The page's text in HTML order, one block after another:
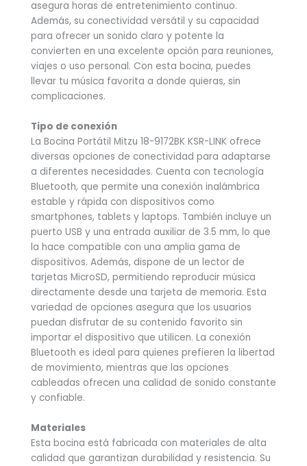
asegura horas de entretenimiento continuo.
Además, su conectividad versátil y su capacidad
para ofrecer un sonido claro y potente la
convierten en una excelente opción para reuniones,
viajes o uso personal. Con esta bocina, puedes
llevar tu música favorita a donde quieras, sin
complicaciones.
Tipo de conexión
La Bocina Portátil Mitzu 18-9172BK KSR-LINK ofrece
diversas opciones de conectividad para adaptarse
a diferentes necesidades. Cuenta con tecnología
Bluetooth, que permite una conexión inalámbrica
estable y rápida con dispositivos como
smartphones, tablets y laptops. También incluye un
puerto USB y una entrada auxiliar de 3.5 mm, lo que
la hace compatible con una amplia gama de
dispositivos. Además, dispone de un lector de
tarjetas MicroSD, permitiendo reproducir música
directamente desde una tarjeta de memoria. Esta
variedad de opciones asegura que los usuarios
puedan disfrutar de su contenido favorito sin
importar el dispositivo que utilicen. La conexión
Bluetooth es ideal para quienes prefieren la libertad
de movimiento, mientras que las opciones
cableadas ofrecen una calidad de sonido constante
y confiable.
Materiales
Esta bocina está fabricada con materiales de alta
calidad que garantizan durabilidad y resistencia. Su